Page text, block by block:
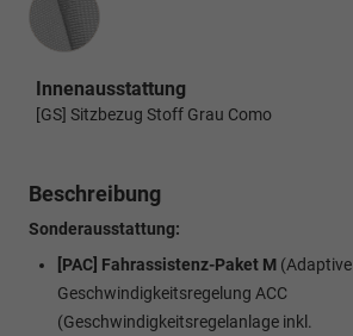
Innenausstattung
[GS] Sitzbezug Stoff Grau Como
Beschreibung
Sonderausstattung:
[PAC] Fahrassistenz-Paket M (Adaptive
Geschwindigkeitsregelung ACC
(Geschwindigkeitsregelanlage inkl.